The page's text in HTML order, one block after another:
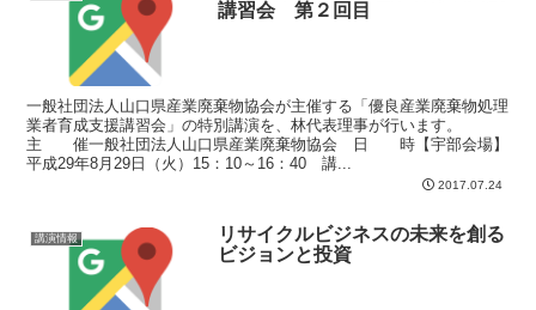
講習会 第２回目
一般社団法人山口県産業廃棄物協会が主催する「優良産業廃棄物処理
業者育成支援講習会」の特別講演を、林代表理事が行います。
主 催一般社団法人山口県産業廃棄物協会 日 時【宇部会場】
平成29年8月29日（火）15：10～16：40 講...
2017.07.24
講演情報
リサイクルビジネスの未来を創る
ビジョンと投資